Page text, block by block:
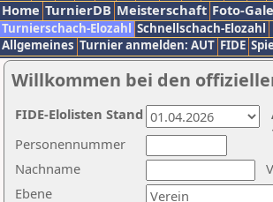
Home TurnierDB Meisterschaft Foto-
Turnierschach-Elozahl Schnellschach-Elozahl
Allgemeines Turnier anmelden: AUT FIDE
Willkommen bei den
Nachname
Ebene
Personennummer
FIDE-Elolisten Stand